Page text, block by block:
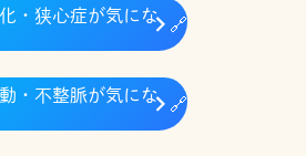
・狭心症が気にな
🔗
・不整脈が気にな
🔗